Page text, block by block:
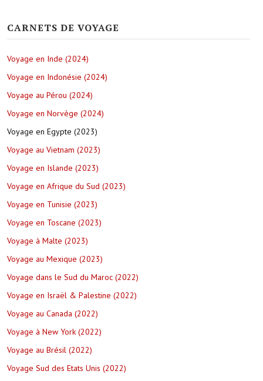
CARNETS DE VOYAGE
Voyage en Inde (2024)
Voyage en Indonésie (2024)
Voyage au Pérou (2024)
Voyage en Norvège (2024)
Voyage en Egypte (2023)
Voyage au Vietnam (2023)
Voyage en Islande (2023)
Voyage en Afrique du Sud (2023)
Voyage en Tunisie (2023)
Voyage en Toscane (2023)
Voyage à Malte (2023)
Voyage au Mexique (2023)
Voyage dans le Sud du Maroc (2022)
Voyage en Israël & Palestine (2022)
Voyage au Canada (2022)
Voyage à New York (2022)
Voyage au Brésil (2022)
Voyage Sud des Etats Unis (2022)